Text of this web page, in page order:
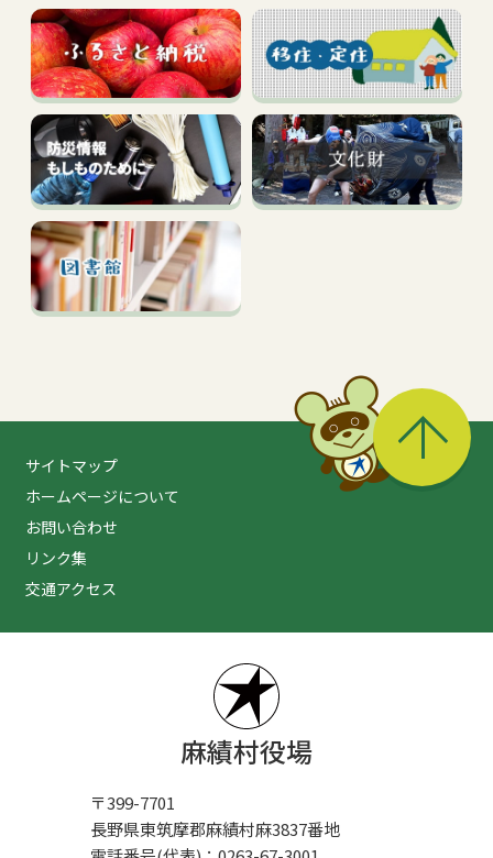
サイトマップ
ホームページについて
お問い合わせ
リンク集
交通アクセス
麻績村役場
〒399-7701
長野県東筑摩郡麻績村麻3837番地